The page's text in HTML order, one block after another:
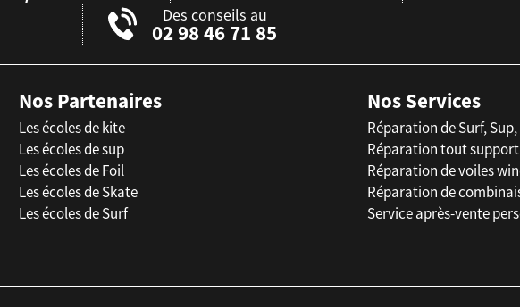
Des conseils au
02 98 46 71 85
Nos Partenaires
Les écoles de kite
Les écoles de sup
Les écoles de Foil
Les écoles de Skate
Les écoles de Surf
Nos Services
Réparation de Surf,
Réparation tout
Réparation de voiles
Réparation de
Service après-vente